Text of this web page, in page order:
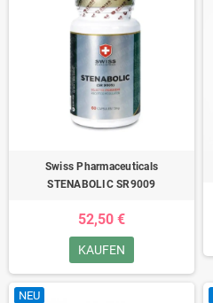
Swiss Pharmaceuticals
STENABOLIC SR9009
52,50 €
KAUFEN
NEU